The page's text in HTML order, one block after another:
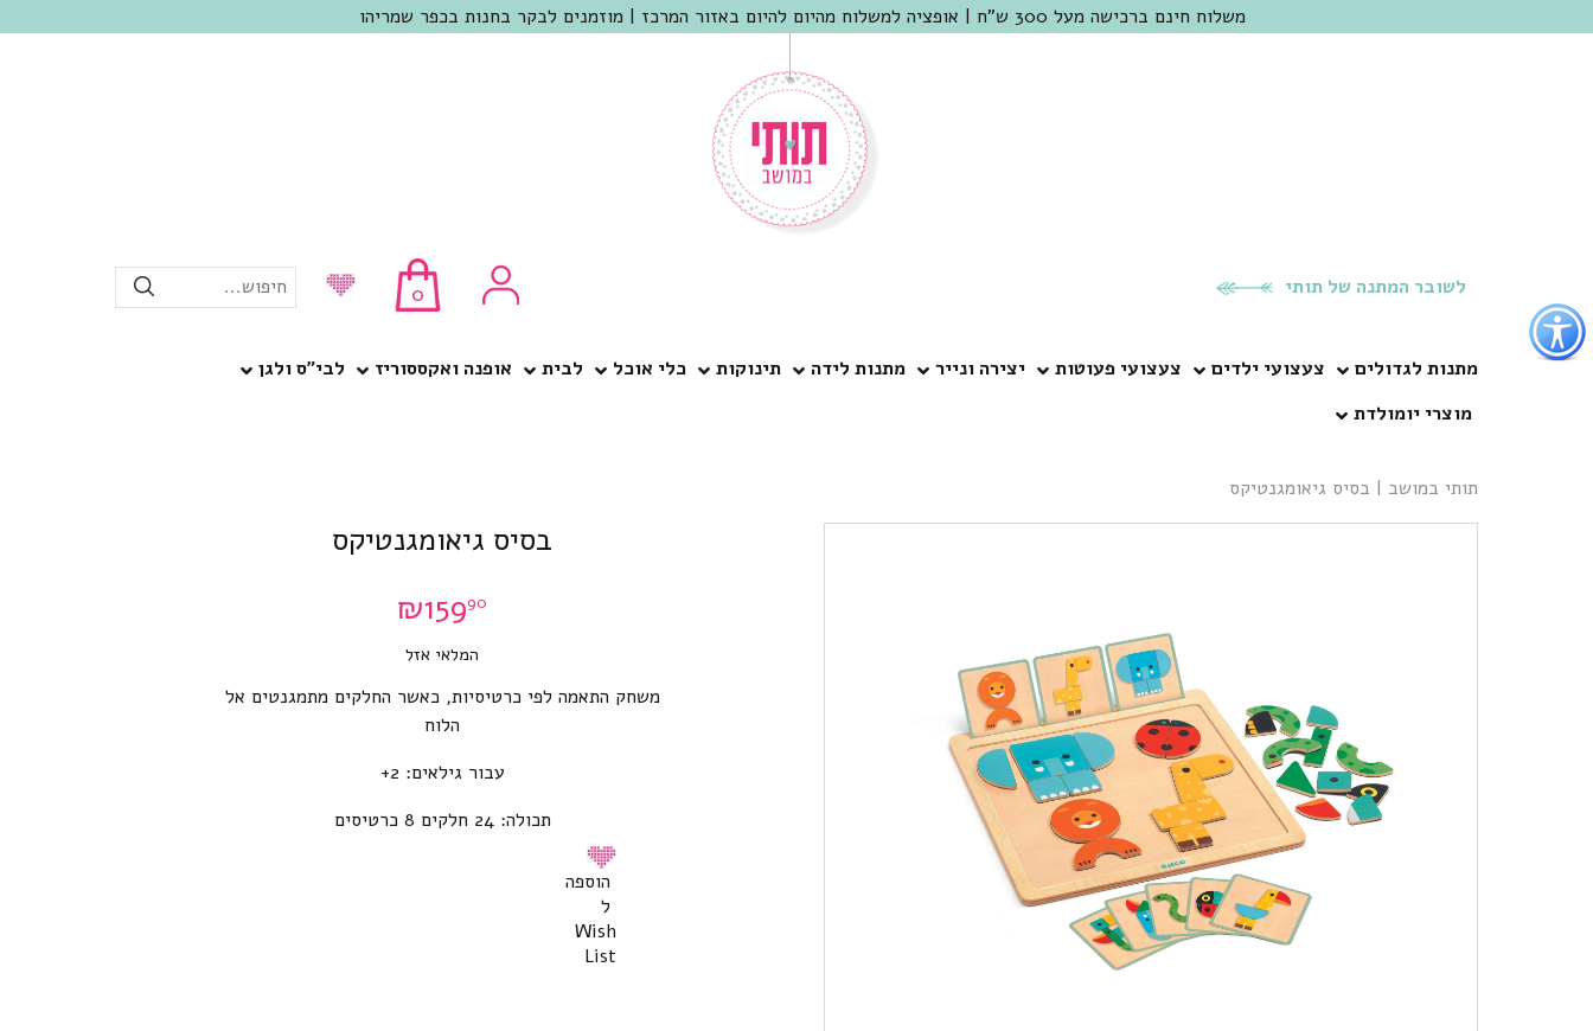
כפתור
לפתיחת
תפריט
נגישות
משלוח חינם ברכישה מעל 300 ש"ח | אופציה למשלוח מהיום להיום באזור המרכז | מוזמנים לבקר בחנות בכפר שמריהו
לשובר המתנה של תותי 0 חיפוש...
מתנות לגדולים צעצועי ילדים צעצועי פעוטות יצירה ונייר מתנות לידה תינוקות כלי אוכל לבית אופנה ואקססוריז
לבי”ס ולגן
מוצרי יומולדת
תותי במושב | בסיס גיאומגנטיקס
בסיס גיאומגנטיקס
₪15990
המלאי אזל
משחק התאמה לפי כרטיסיות, כאשר החלקים מתמגנטים אל
הלוח
עבור גילאים: 2+
תכולה: 24 חלקים 8 כרטיסים
הוספה
ל
Wish
List